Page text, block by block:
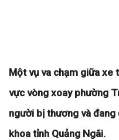
Một vụ va chạm giữa xe
vực vòng xoay phường
người bị thương và
khoa tỉnh Quảng Ngãi.